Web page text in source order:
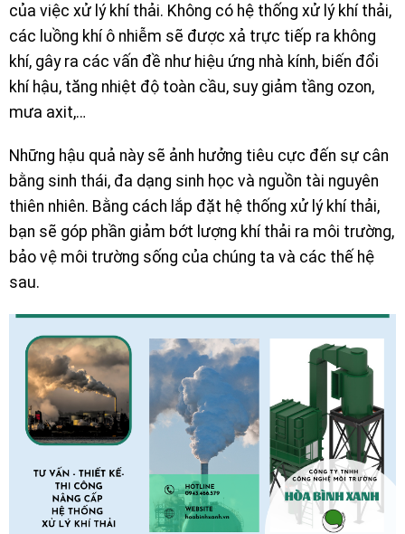
của việc xử lý khí thải. Không có hệ thống xử lý khí thải,
các luồng khí ô nhiễm sẽ được xả trực tiếp ra không
khí, gây ra các vấn đề như hiệu ứng nhà kính, biến đổi
khí hậu, tăng nhiệt độ toàn cầu, suy giảm tầng ozon,
mưa axit,…
Những hậu quả này sẽ ảnh hưởng tiêu cực đến sự cân
bằng sinh thái, đa dạng sinh học và nguồn tài nguyên
thiên nhiên. Bằng cách lắp đặt hệ thống xử lý khí thải,
bạn sẽ góp phần giảm bớt lượng khí thải ra môi trường,
bảo vệ môi trường sống của chúng ta và các thế hệ
sau.